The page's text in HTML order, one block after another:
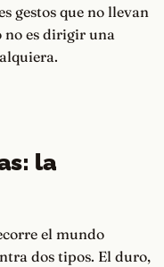
gestos que no llevan
no es dirigir una
la
el mundo
dos tipos. El duro,